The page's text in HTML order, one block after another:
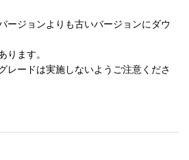
ージョンよりも古いバージョンにダウ
ります。
レードは実施しないようご注意くださ